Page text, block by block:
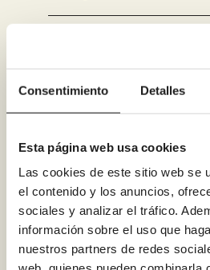
Consentimiento Detalles
Esta página web usa cookies
Las cookies de este sitio web se
el contenido y los anuncios,
sociales y analizar el tráfico.
información sobre el uso que
nuestros partners de redes
¿La reforma
muchos
polvo o
¿Puedo
reforma de